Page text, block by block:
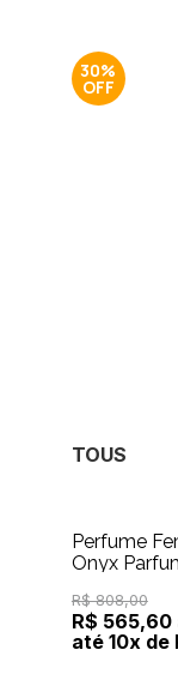
30%
TOUS
Perfume
Onyx
R$ 808,00
R$ 565,60
até 10x de